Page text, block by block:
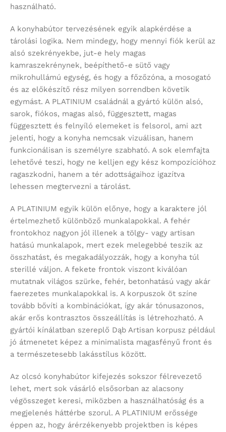
használható.
A konyhabútor tervezésének egyik alapkérdése a
tárolási logika. Nem mindegy, hogy mennyi fiók kerül az
alsó szekrényekbe, jut-e hely magas
kamraszekrénynek, beépíthető-e sütő vagy
mikrohullámú egység, és hogy a főzőzóna, a mosogató
és az előkészítő rész milyen sorrendben követik
egymást. A PLATINIUM családnál a gyártó külön alsó,
sarok, fiókos, magas alsó, függesztett, magas
függesztett és felnyíló elemeket is felsorol, ami azt
jelenti, hogy a konyha nemcsak vizuálisan, hanem
funkcionálisan is személyre szabható. A sok elemfajta
lehetővé teszi, hogy ne kelljen egy kész kompozícióhoz
ragaszkodni, hanem a tér adottságaihoz igazítva
lehessen megtervezni a tárolást.
A PLATINIUM egyik külön előnye, hogy a karaktere jól
értelmezhető különböző munkalapokkal. A fehér
frontokhoz nagyon jól illenek a tölgy- vagy artisan
hatású munkalapok, mert ezek melegebbé teszik az
összhatást, és megakadályozzák, hogy a konyha túl
sterillé váljon. A fekete frontok viszont kiválóan
mutatnak világos szürke, fehér, betonhatású vagy akár
faerezetes munkalapokkal is. A korpuszok öt színe
tovább bővíti a kombinációkat, így akár tónusazonos,
akár erős kontrasztos összeállítás is létrehozható. A
gyártói kínálatban szereplő Dąb Artisan korpusz például
jó átmenetet képez a minimalista magasfényű front és
a természetesebb lakásstílus között.
Az olcsó konyhabútor kifejezés sokszor félrevezető
lehet, mert sok vásárló elsősorban az alacsony
végösszeget keresi, miközben a használhatóság és a
megjelenés háttérbe szorul. A PLATINIUM erőssége
éppen az, hogy árérzékenyebb projektben is képes